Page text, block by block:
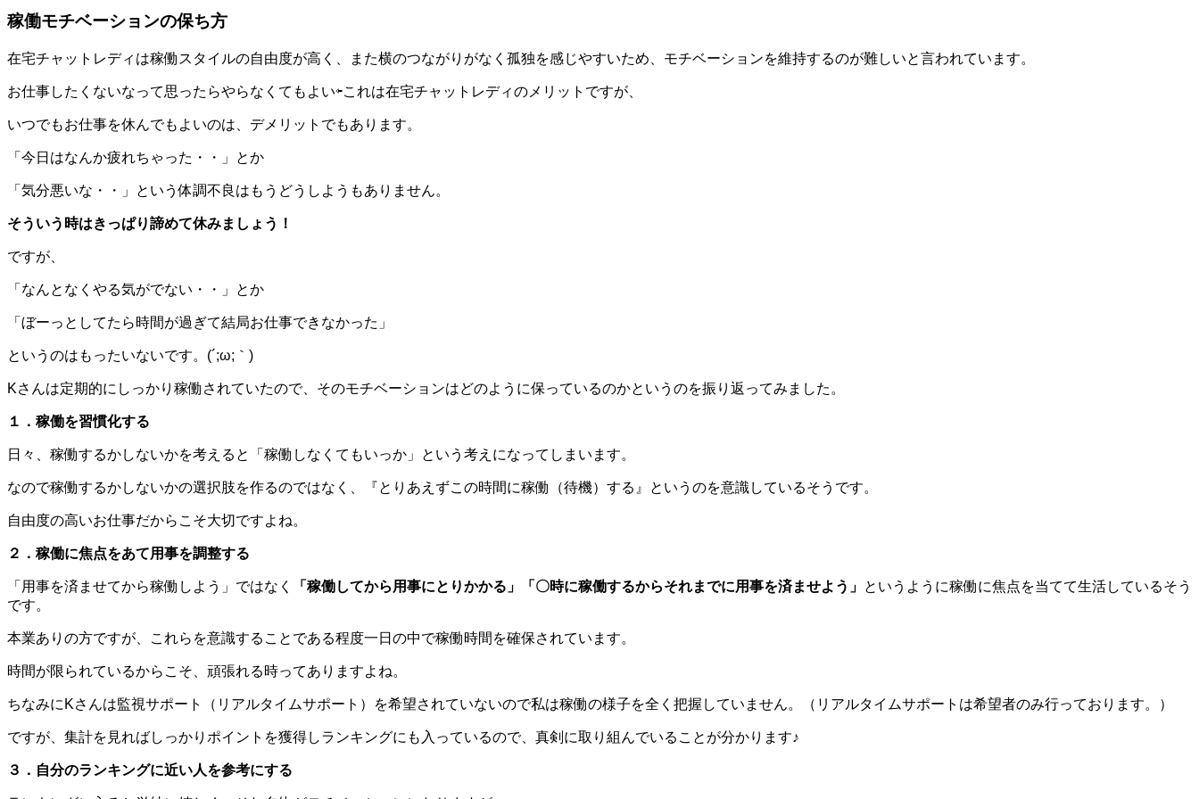
稼働モチベーションの保ち方
在宅チャットレディは稼働スタイルの自由度が高く、また横のつながりがなく孤独を感じやすいため、モチベーションを維持するのが難しいと言われています。
お仕事したくないなって思ったらやらなくてもよい⇦これは在宅チャットレディのメリットですが、
いつでもお仕事を休んでもよいのは、デメリットでもあります。
「今日はなんか疲れちゃった・・」とか
「気分悪いな・・」という体調不良はもうどうしようもありません。
そういう時はきっぱり諦めて休みましょう！
ですが、
「なんとなくやる気がでない・・」とか
「ぼーっとしてたら時間が過ぎて結局お仕事できなかった」
というのはもったいないです。(´;ω;｀)
Kさんは定期的にしっかり稼働されていたので、そのモチベーションはどのように保っているのかというのを振り返ってみました。
１．稼働を習慣化する
日々、稼働するかしないかを考えると「稼働しなくてもいっか」という考えになってしまいます。
なので稼働するかしないかの選択肢を作るのではなく、『とりあえずこの時間に稼働（待機）する』というのを意識しているそうです。
自由度の高いお仕事だからこそ大切ですよね。
２．稼働に焦点をあて用事を調整する
「用事を済ませてから稼働しよう」ではなく 「稼働してから用事にとりかかる」「〇時に稼働するからそれまでに用事を済ませよう」 というように稼働に焦点を当てて生活しているそう
です。
本業ありの方ですが、これらを意識することである程度一日の中で稼働時間を確保されています。
時間が限られているからこそ、頑張れる時ってありますよね。
ちなみにKさんは監視サポート（リアルタイムサポート）を希望されていないので私は稼働の様子を全く把握していません。（リアルタイムサポートは希望者のみ行っております。）
ですが、集計を見ればしっかりポイントを獲得しランキングにも入っているので、真剣に取り組んでいることが分かります♪
３．自分のランキングに近い人を参考にする